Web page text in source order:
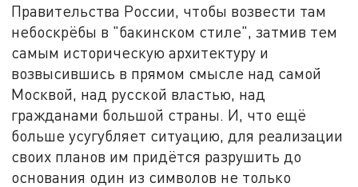
Правительства России, чтобы возвести там
небоскрёбы в "бакинском стиле", затмив тем
самым историческую архитектуру и
возвысившись в прямом смысле над самой
Москвой, над русской властью, над
гражданами большой страны. И, что ещё
больше усугубляет ситуацию, для реализации
своих планов им придётся разрушить до
основания один из символов не только